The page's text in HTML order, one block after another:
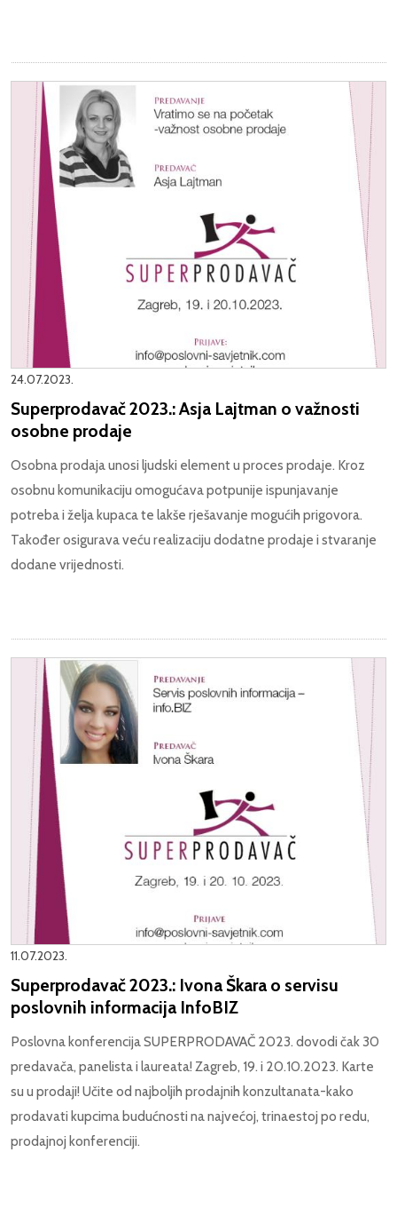
24.07.2023.
Superprodavač 2023.: Asja Lajtman o važnosti
osobne prodaje
Osobna prodaja unosi ljudski element u proces prodaje. Kroz
osobnu komunikaciju omogućava potpunije ispunjavanje
potreba i želja kupaca te lakše rješavanje mogućih prigovora.
Također osigurava veću realizaciju dodatne prodaje i stvaranje
dodane vrijednosti.
11.07.2023.
Superprodavač 2023.: Ivona Škara o servisu
poslovnih informacija InfoBIZ
Poslovna konferencija SUPERPRODAVAČ 2023. dovodi čak 30
predavača, panelista i laureata! Zagreb, 19. i 20.10.2023. Karte
su u prodaji! Učite od najboljih prodajnih konzultanata-kako
prodavati kupcima budućnosti na najvećoj, trinaestoj po redu,
prodajnoj konferenciji.